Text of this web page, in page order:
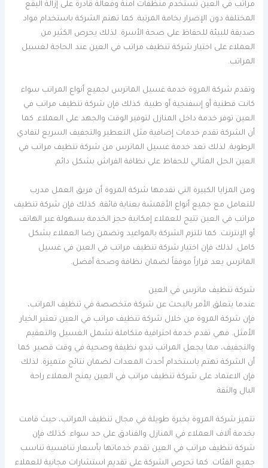
مراتب في العين تستخدم منظفات آمنة وفعالة قادرة على إزالة البقع
المختلفة دون الإضرار بخامة المرتبة. كما تهتم الشركة باستخدام مواد
صديقة للبيئة للحفاظ على صحة الأسرة. لذلك يحرص الكثير من
العملاء على اختيار شركة تنظيف مراتب في العين عند الحاجة لغسيل
المراتب.
وتقدم شركة المروة خدمة غسيل الماترس لجميع أنواع المراتب سواء
كانت قطنية أو إسفنجية أو طبية. كذلك فإن شركة تنظيف مراتب في
العين توفر خدمة داخل المنازل لتوفير الوقت والجهد على العملاء. كما
أن الشركة تقدم خدمات إضافية مثل التعطير والتجفيف السريع لتفادي
الرطوبة. لذلك تعد خدمة غسيل الماترس من شركة تنظيف مراتب في
العين الحل المثالي للحفاظ على نظافة الفراش بشكل دائم.
ومن المزايا الكبيرة التي تقدمها شركة المروة أن فريق العمل مدرب
للتعامل مع جميع أنواع الأقمشة بعناية فائقة. كذلك فإن شركة تنظيف
مراتب في العين تتيح للعملاء إمكانية حجز الخدمة بسهولة عبر الهاتف
أو الإنترنت. كما تلتزم الشركة بالمواعيد وتضمن رضا العملاء بشكل
كامل. لذلك فإن اختيار شركة تنظيف مراتب في العين في غسيل
الماترس يعد قراراً موفقاً لضمان نظافة وصحة أفضل.
شركة تنظيف ماترس في العين
عندما يتعلق الأمر بالبحث عن شركة متخصصة في تنظيف المراتب،
فإن شركة المروة من خلال شركة تنظيف مراتب في العين تعتبر الخيار
الأمثل. فهي تقدم خدمة احترافية متكاملة تشمل الغسيل والتعقيم
والتجفيف، مما يجعل المراتب تبدو نظيفة وصحية في وقت قصير. كما
أن الشركة تهتم باستخدام أحدث المعدات لضمان نتائج متميزة. لذلك
فإن الاعتماد على شركة تنظيف مراتب في العين يمنح العملاء راحة
البال والثقة.
تتميز شركة المروة بخبرة طويلة في مجال تنظيف المراتب، حيث قامت
بخدمة آلاف العملاء في المنازل والفنادق على حد سواء. كذلك فإن
شركة تنظيف مراتب في العين تقدم خدماتها بأسعار تنافسية تناسب
جميع الفئات. كما تحرص الشركة على تقديم استشارات مجانية للعملاء